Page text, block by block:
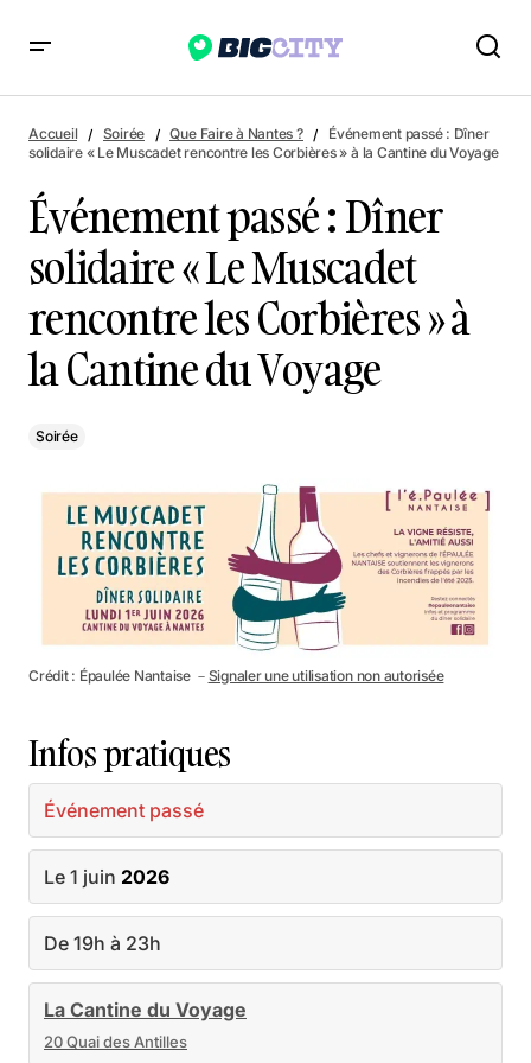
les Corbières » à la Cantine du Voyage
Accueil Soirée Que Faire à Nantes ?
Événement passé : Dîner
solidaire « Le Muscadet rencontre les Corbières » à la Cantine du Voyage
Événement passé : Dîner
solidaire « Le Muscadet
rencontre les Corbières » à
la Cantine du Voyage
Soirée
Crédit : Épaulée Nantaise － Signaler une utilisation non autorisée
Infos pratiques
Événement passé
Le 1 juin 2026
De 19h à 23h
La Cantine du Voyage
20 Quai des Antilles